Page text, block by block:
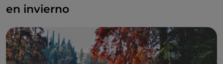
en invierno